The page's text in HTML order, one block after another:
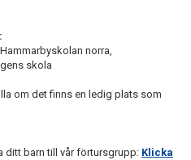
norra,
skola
om det finns en ledig plats som
ditt barn till vår förtursgrupp: Klicka